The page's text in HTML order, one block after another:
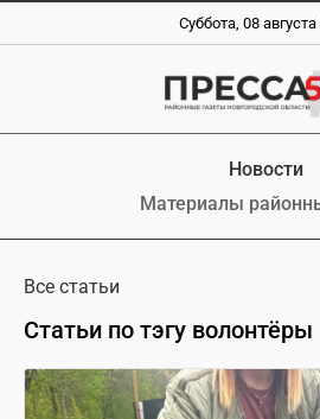
Суббота, 08
Новости
Материалы
Все статьи
Статьи по тэгу волонтёры